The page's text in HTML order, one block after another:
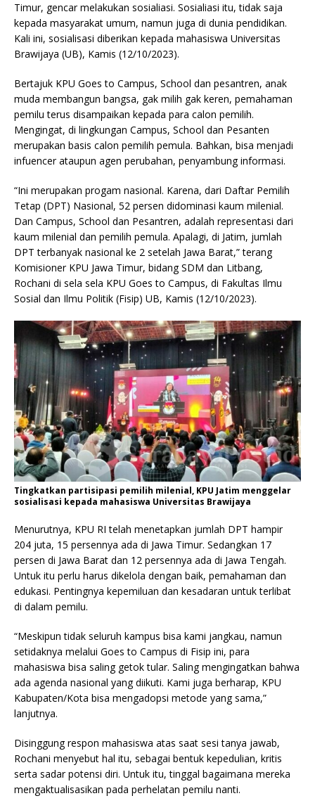
Timur, gencar melakukan sosialiasi. Sosialiasi itu, tidak saja
kepada masyarakat umum, namun juga di dunia pendidikan.
Kali ini, sosialisasi diberikan kepada mahasiswa Universitas
Brawijaya (UB), Kamis (12/10/2023).
Bertajuk KPU Goes to Campus, School dan pesantren, anak
muda membangun bangsa, gak milih gak keren, pemahaman
pemilu terus disampaikan kepada para calon pemilih.
Mengingat, di lingkungan Campus, School dan Pesanten
merupakan basis calon pemilih pemula. Bahkan, bisa menjadi
infuencer ataupun agen perubahan, penyambung informasi.
“Ini merupakan progam nasional. Karena, dari Daftar Pemilih
Tetap (DPT) Nasional, 52 persen didominasi kaum milenial.
Dan Campus, School dan Pesantren, adalah representasi dari
kaum milenial dan pemilih pemula. Apalagi, di Jatim, jumlah
DPT terbanyak nasional ke 2 setelah Jawa Barat,” terang
Komisioner KPU Jawa Timur, bidang SDM dan Litbang,
Rochani di sela sela KPU Goes to Campus, di Fakultas Ilmu
Sosial dan Ilmu Politik (Fisip) UB, Kamis (12/10/2023).
Tingkatkan partisipasi pemilih milenial, KPU Jatim menggelar
sosialisasi kepada mahasiswa Universitas Brawijaya
Menurutnya, KPU RI telah menetapkan jumlah DPT hampir
204 juta, 15 persennya ada di Jawa Timur. Sedangkan 17
persen di Jawa Barat dan 12 persennya ada di Jawa Tengah.
Untuk itu perlu harus dikelola dengan baik, pemahaman dan
edukasi. Pentingnya kepemiluan dan kesadaran untuk terlibat
di dalam pemilu.
“Meskipun tidak seluruh kampus bisa kami jangkau, namun
setidaknya melalui Goes to Campus di Fisip ini, para
mahasiswa bisa saling getok tular. Saling mengingatkan bahwa
ada agenda nasional yang diikuti. Kami juga berharap, KPU
Kabupaten/Kota bisa mengadopsi metode yang sama,”
lanjutnya.
Disinggung respon mahasiswa atas saat sesi tanya jawab,
Rochani menyebut hal itu, sebagai bentuk kepedulian, kritis
serta sadar potensi diri. Untuk itu, tinggal bagaimana mereka
mengaktualisasikan pada perhelatan pemilu nanti.